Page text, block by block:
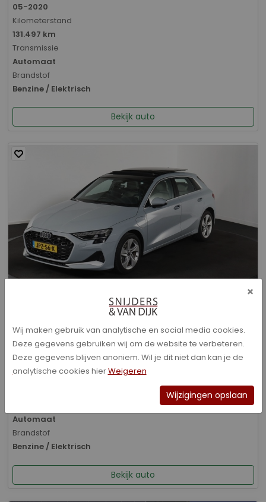
05-2020
Kilometerstand
131.497 km
Transmissie
Automaat
Brandstof
Benzine / Elektrisch
Bekijk auto
Audi A3 - Sportback 40 TFSI e Advanced edition
Bouwjaar
01-2026
Kilometerstand
Automaat
Brandstof
Benzine / Elektrisch
Bekijk auto
×
Wij maken gebruik van analytische en social media cookies.
Deze gegevens gebruiken wij om de website te verbeteren.
Deze gegevens blijven anoniem. Wil je dit niet dan kan je de
analytische cookies hierWeigeren
Wijzigingen opslaan